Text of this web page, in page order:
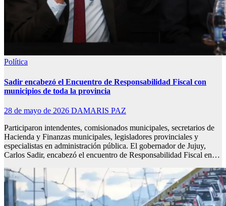
Política
Sadir encabezó el Encuentro de Responsabilidad Fiscal con
municipios de toda la provincia
28 de mayo de 2026 DAMARIS PAZ
Participaron intendentes, comisionados municipales, secretarios de
Hacienda y Finanzas municipales, legisladores provinciales y
especialistas en administración pública. El gobernador de Jujuy,
Carlos Sadir, encabezó el encuentro de Responsabilidad Fiscal en…